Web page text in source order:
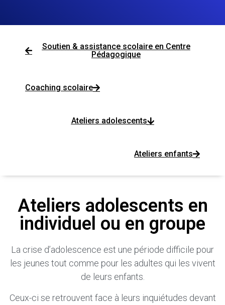
Soutien & assistance scolaire en Centre
Pédagogique
Coaching scolaire
Ateliers adolescents
Ateliers enfants
Ateliers adolescents en
individuel ou en groupe
La crise d’adolescence est une période difficile pour
les jeunes tout comme pour les adultes qui les vivent
de leurs enfants.
Ceux-ci se retrouvent face à leurs inquiétudes devant